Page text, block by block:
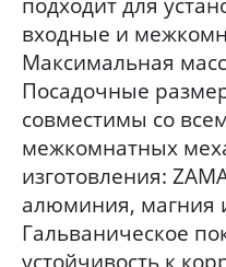
входные и
Максимальная
Посадочные
совместимы со
межкомнатных
изготовления:
алюминия, магния
Гальваническое